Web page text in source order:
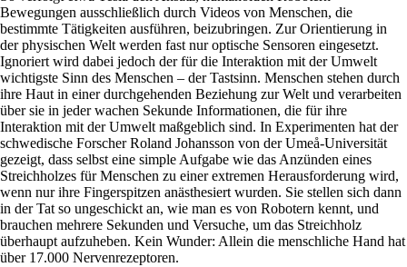
Bewegungen ausschließlich durch Videos von Menschen, die
bestimmte Tätigkeiten ausführen, beizubringen. Zur Orientierung in
der physischen Welt werden fast nur optische Sensoren eingesetzt.
Ignoriert wird dabei jedoch der für die Interaktion mit der Umwelt
wichtigste Sinn des Menschen – der Tastsinn. Menschen stehen durch
ihre Haut in einer durchgehenden Beziehung zur Welt und verarbeiten
über sie in jeder wachen Sekunde Informationen, die für ihre
Interaktion mit der Umwelt maßgeblich sind. In Experimenten hat der
schwedische Forscher Roland Johansson von der Umeå-Universität
gezeigt, dass selbst eine simple Aufgabe wie das Anzünden eines
Streichholzes für Menschen zu einer extremen Herausforderung wird,
wenn nur ihre Fingerspitzen anästhesiert wurden. Sie stellen sich dann
in der Tat so ungeschickt an, wie man es von Robotern kennt, und
brauchen mehrere Sekunden und Versuche, um das Streichholz
überhaupt aufzuheben. Kein Wunder: Allein die menschliche Hand hat
über 17.000 Nervenrezeptoren.